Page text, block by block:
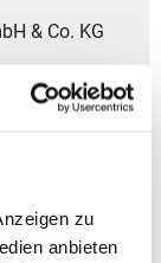
zu
anbieten
& Co. KG